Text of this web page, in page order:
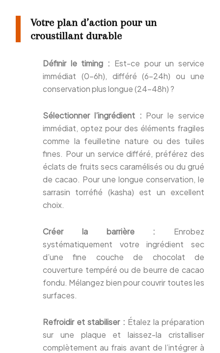
Votre plan d’action pour un
croustillant durable
Définir le timing : Est-ce pour un service
immédiat (0-6h), différé (6-24h) ou une
conservation plus longue (24-48h) ?
Sélectionner l’ingrédient : Pour le service
immédiat, optez pour des éléments fragiles
comme la feuilletine nature ou des tuiles
fines. Pour un service différé, préférez des
éclats de fruits secs caramélisés ou du grué
de cacao. Pour une longue conservation, le
sarrasin torréfié (kasha) est un excellent
choix.
Créer la barrière : Enrobez
systématiquement votre ingrédient sec
d’une fine couche de chocolat de
couverture tempéré ou de beurre de cacao
fondu. Mélangez bien pour couvrir toutes les
surfaces.
Refroidir et stabiliser : Étalez la préparation
sur une plaque et laissez-la cristalliser
complètement au frais avant de l’intégrer à